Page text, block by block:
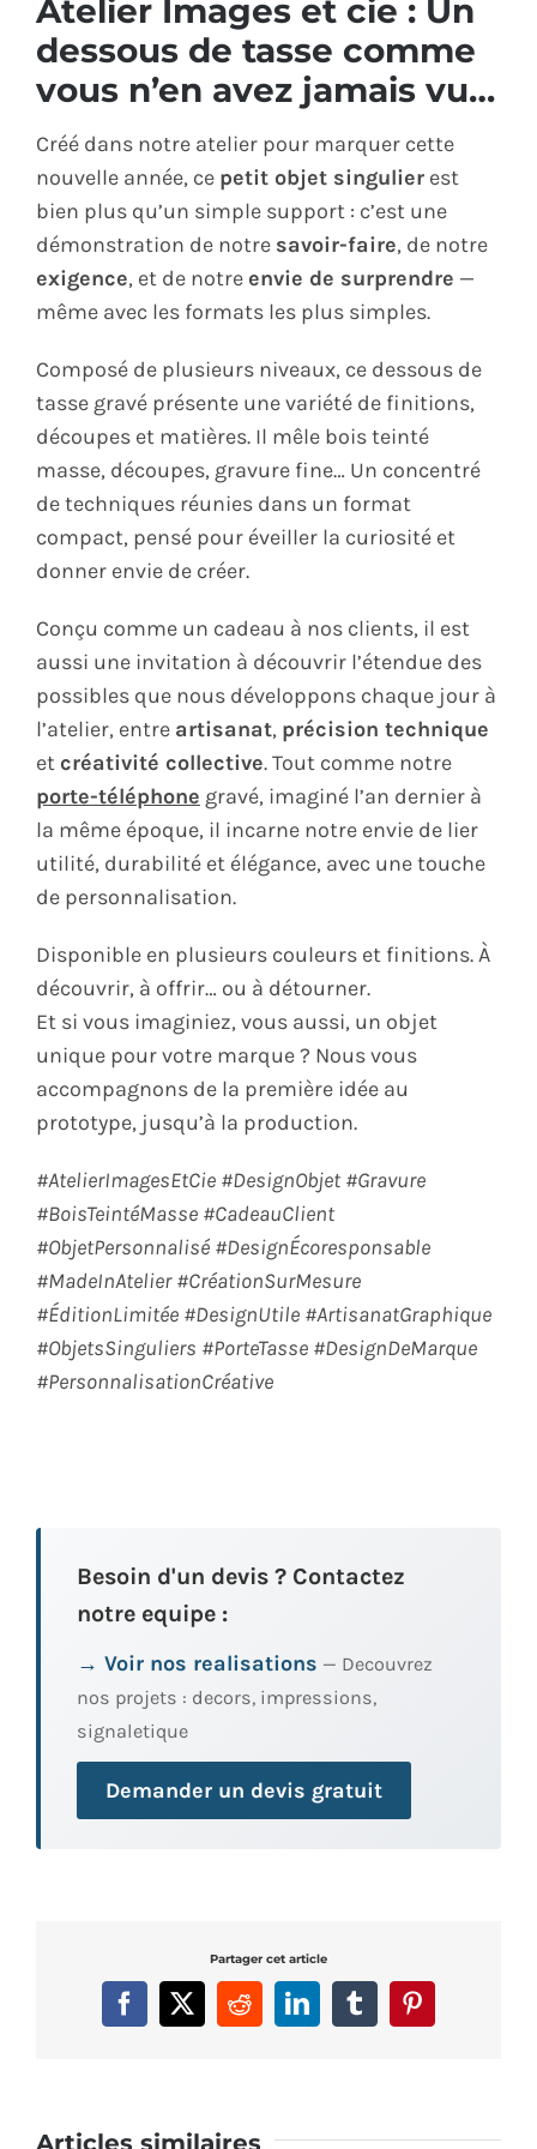
ÉCO-RESPONSABLE
CONTACT
Atelier Images et cie : Un
dessous de tasse comme
vous n’en avez jamais vu…
Créé dans notre atelier pour marquer cette
nouvelle année, ce petit objet singulierest
bien plus qu’un simple support : c’est une
démonstration de notre savoir-faire, de notre
exigence, et de notreenvie de surprendre —
même avec les formats les plus simples.
Composé de plusieurs niveaux, ce dessous de
tasse gravé présente une variété de finitions,
découpes et matières. Il mêle bois teinté
masse, découpes, gravure fine… Un concentré
de techniques réunies dans un format
compact, pensé pour éveiller la curiosité et
donner envie de créer.
Conçu comme un cadeau à nos clients, il est
aussi une invitation à découvrir l’étendue des
possibles que nous développons chaque jour à
l’atelier, entre artisanat, précision technique
etcréativité collective. Tout comme notre
porte-téléphone gravé, imaginé l’an dernier à
la même époque, il incarne notre envie de lier
utilité, durabilité et élégance, avec une touche
de personnalisation.
Disponible en plusieurs couleurs et finitions. À
découvrir, à offrir… ou à détourner.
Et si vous imaginiez, vous aussi, un objet
unique pour votre marque ? Nous vous
accompagnons de la première idée au
prototype, jusqu’à la production.
#AtelierImagesEtCie #DesignObjet #Gravure
#BoisTeintéMasse #CadeauClient
#ObjetPersonnalisé #DesignÉcoresponsable
#MadeInAtelier #CréationSurMesure
#ÉditionLimitée #DesignUtile #ArtisanatGraphique
#ObjetsSinguliers #PorteTasse #DesignDeMarque
#PersonnalisationCréative
Besoin d'un devis ? Contactez
notre equipe :
→ Voir nos realisations — Decouvrez
nos projets : decors, impressions,
signaletique
Demander un devis gratuit
Partager cet article
Facebook
X RedditLinkedInTumblrPinterest